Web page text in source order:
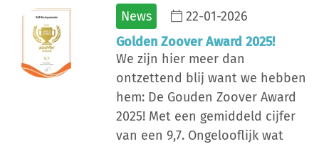
News
22-01-2026
Golden Zoover Award 2025!
We zijn hier meer dan
ontzettend blij want we hebben
hem: De Gouden Zoover Award
2025! Met een gemiddeld cijfer
van een 9,7. Ongelooflijk wat